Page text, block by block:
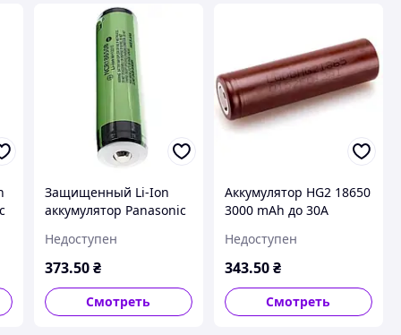
Защищенный Li-Ion
аккумулятор Panasonic
оригинальный из
Японии с защитой от
Недоступен
373.50 ₴
Смотреть
Аккумулятор HG2 18650
3000 mAh до 30А
для электронных
сигарет оригинал
Недоступен
343.50₴
Смотреть